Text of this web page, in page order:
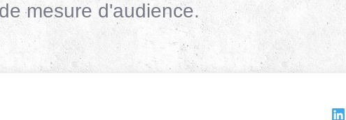
mesure d'audience.